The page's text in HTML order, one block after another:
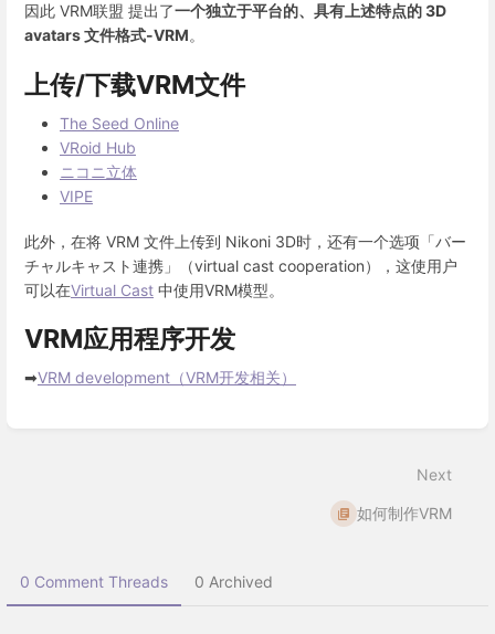
因此 VRM联盟 提出了一个独立于平台的、具有上述特点的 3D
avatars 文件格式-VRM。
上传/下载VRM文件
The Seed Online
VRoid Hub
ニコニ立体
VIPE
此外，在将 VRM 文件上传到 Nikoni 3D时，还有一个选项「バー
チャルキャスト連携」（virtual cast cooperation），这使用户
可以在Virtual Cast 中使用VRM模型。
VRM应用程序开发
➡VRM development（VRM开发相关）
Next
如何制作VRM
0 Comment Threads 0 Archived